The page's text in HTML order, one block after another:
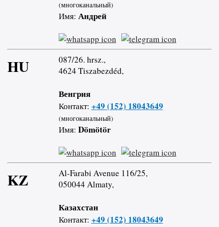
(многоканальный)
Имя: Андрей
HU
087/26. hrsz.,
4624 Tiszabezdéd,
Венгрия
Контакт: +49 (152) 18043649
(многоканальный)
Имя: Dömötör
KZ
Al-Farabi Avenue 116/25,
050044 Almaty,
Казахстан
Контакт: +49 (152) 18043649